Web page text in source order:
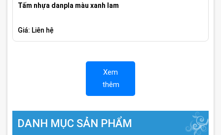
Tấm nhựa danpla màu xanh lam
Giá: Liên hệ
Xem
thêm
DANH MỤC SẢN PHẨM